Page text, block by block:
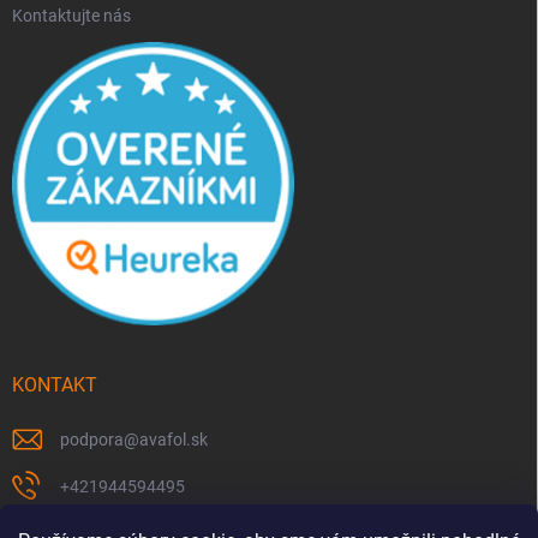
Kontaktujte nás
KONTAKT
podpora@avafol.sk
+421944594495
https://www.facebook.com/p/avafolsk-100091961793102/